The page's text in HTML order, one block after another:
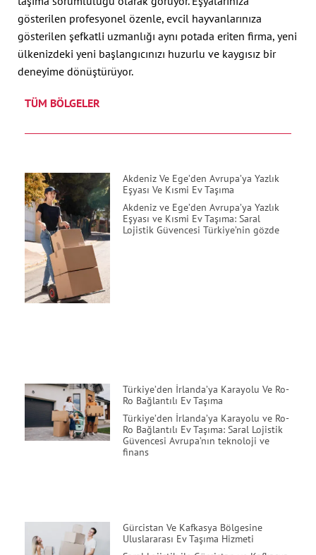
gösterilen profesyonel özenle, evcil hayvanlarınıza
gösterilen şefkatli uzmanlığı aynı potada eriten firma, yeni
ülkenizdeki yeni başlangıcınızı huzurlu ve kaygısız bir
deneyime dönüştürüyor.
TÜM BÖLGELER
Akdeniz Ve Ege’den Avrupa’ya Yazlık
Eşyası Ve Kısmi Ev Taşıma
Akdeniz ve Ege’den Avrupa’ya Yazlık
Eşyası ve Kısmi Ev Taşıma: Saral
Lojistik Güvencesi Türkiye’nin gözde
Türkiye’den İrlanda’ya Karayolu Ve Ro-
Ro Bağlantılı Ev Taşıma
Türkiye’den İrlanda’ya Karayolu ve Ro-
Ro Bağlantılı Ev Taşıma: Saral Lojistik
Güvencesi Avrupa’nın teknoloji ve
finans
Gürcistan Ve Kafkasya Bölgesine
Uluslararası Ev Taşıma Hizmeti